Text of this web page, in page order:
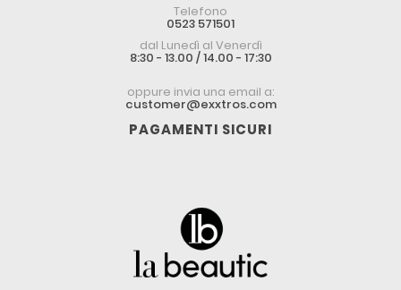
Telefono
0523 571501
dal Lunedì al Venerdì
8:30 - 13.00 / 14.00 - 17:30
oppure invia una email a:
customer@exxtros.com
PAGAMENTI SICURI